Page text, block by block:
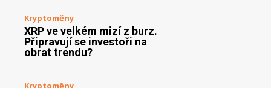
Kryptoměny
XRP ve velkém mizí z burz.
Připravují se investoři na
obrat trendu?